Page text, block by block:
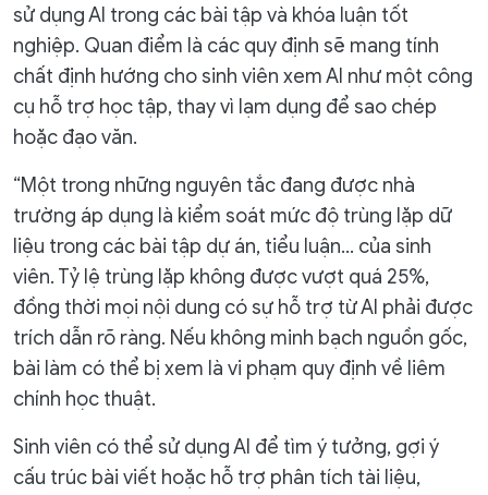
sử dụng AI trong các bài tập và khóa luận tốt
nghiệp. Quan điểm là các quy định sẽ mang tính
chất định hướng cho sinh viên xem AI như một công
cụ hỗ trợ học tập, thay vì lạm dụng để sao chép
hoặc đạo văn.
“Một trong những nguyên tắc đang được nhà
trường áp dụng là kiểm soát mức độ trùng lặp dữ
liệu trong các bài tập dự án, tiểu luận... của sinh
viên. Tỷ lệ trùng lặp không được vượt quá 25%,
đồng thời mọi nội dung có sự hỗ trợ từ AI phải được
trích dẫn rõ ràng. Nếu không minh bạch nguồn gốc,
bài làm có thể bị xem là vi phạm quy định về liêm
chính học thuật.
Sinh viên có thể sử dụng AI để tìm ý tưởng, gợi ý
cấu trúc bài viết hoặc hỗ trợ phân tích tài liệu,